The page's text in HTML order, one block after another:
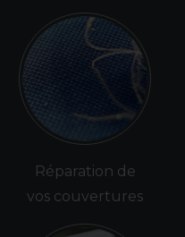
Réparation de
vos couvertures